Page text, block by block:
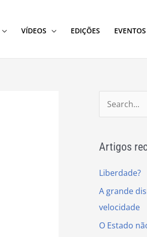
VÍDEOS EDIÇÕES EVENTOS
c
h
f
Artigos
Liberdade?
A grande
velocidade
O Estado